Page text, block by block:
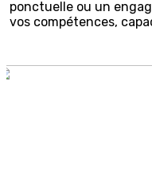
ponctuelle ou un
vos compétences,